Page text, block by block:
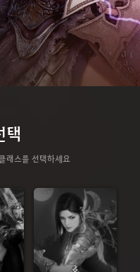
택
래스를 선택하세요